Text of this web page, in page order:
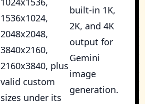
1536x1024,
2048x2048,
3840x2160,
2160x3840, plus
valid custom
sizes under its
built-in 1K,
2K, and 4K
output for
Gemini
image
generation.